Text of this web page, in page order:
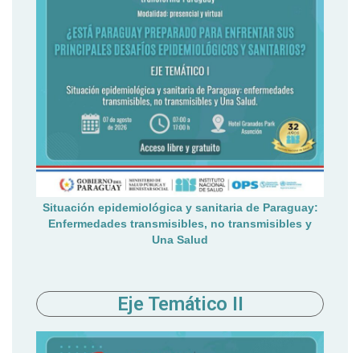
Situación epidemiológica y sanitaria de Paraguay:
Enfermedades transmisibles, no transmisibles y
Una Salud
Eje Temático II